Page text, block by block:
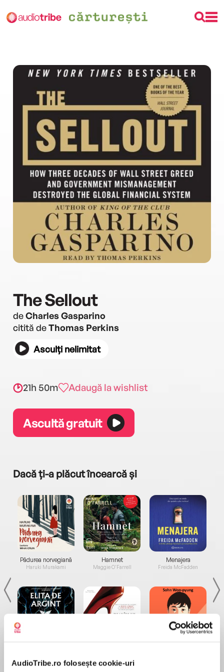
AudioTribe.ro folosește cookie-uri
The Sellout
deCharles Gasparino
citită deThomas Perkins
Asculți nelimitat
21h 50m Adaugă la wishlist
Ascultă gratuit
Dacă ți-a plăcut încearcă și
Pădurea norvegiană
Haruki Murakami
de...
Dani Francis
Hamnet
Maggie O'Farrell
la...
Lauren Weisberger
Menajera
Freida McFadden